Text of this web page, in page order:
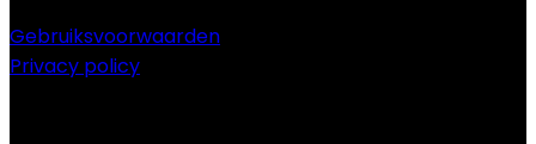
Gebruiksvoorwaarden
Privacy policy